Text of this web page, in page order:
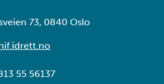
73, 0840 Oslo
55 56137